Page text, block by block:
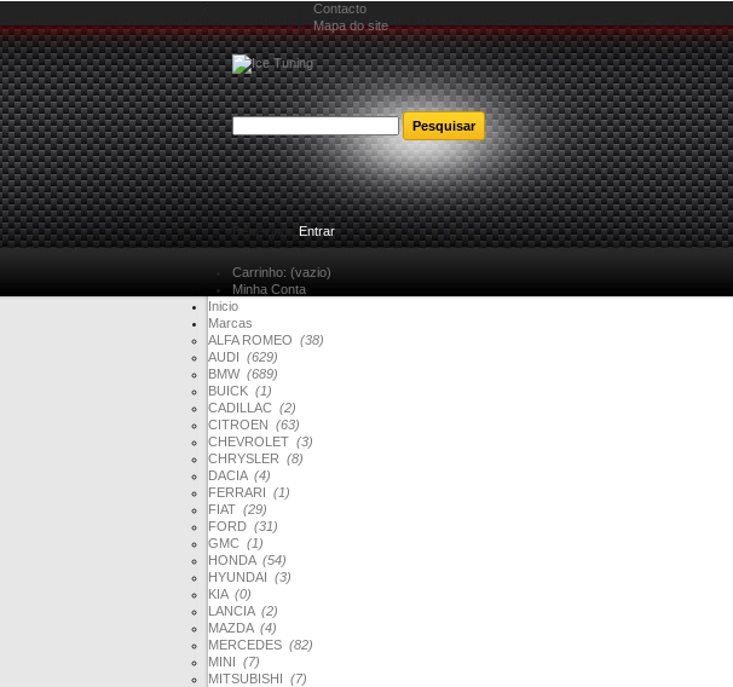
Contacto
Mapa do site
Bem-vindoEntrar
Carrinho: (vazio)
Minha Conta
Inicio
Marcas
ALFA ROMEO (38)
AUDI (629)
BMW (689)
BUICK (1)
CADILLAC (2)
CITROEN (63)
CHEVROLET (3)
CHRYSLER (8)
DACIA (4)
FERRARI (1)
FIAT (29)
FORD (31)
GMC (1)
HONDA (54)
HYUNDAI (3)
KIA (0)
LANCIA (2)
MAZDA (4)
MERCEDES (82)
MINI (7)
MITSUBISHI (7)